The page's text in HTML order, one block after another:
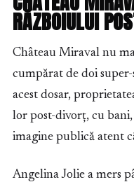
RĂZBOIULUI
Château Miraval nu
cumpărat de doi
acest dosar,
lor post-divorț, cu
imagine publică atent
Angelina Jolie a mers